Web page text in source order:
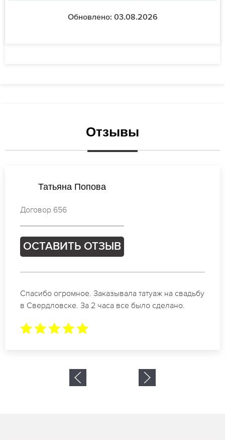
Обновлено: 03.08.2026
Отзывы
Екатерина Лебедева
Договор 805
ОСТАВИТЬ ОТЗЫВ
Отличные специалисты своего дела по
коррекции бровей в Свердловске.